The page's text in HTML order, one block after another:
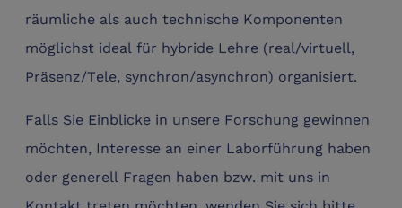
räumliche als auch technische Komponenten
möglichst ideal für hybride Lehre (real/virtuell,
Präsenz/Tele, synchron/asynchron) organisiert.
Falls Sie Einblicke in unsere Forschung gewinnen
möchten, Interesse an einer Laborführung haben
oder generell Fragen haben bzw. mit uns in